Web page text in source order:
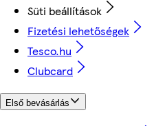
Süti beállítások
Fizetési lehetőségek
Tesco.hu
Clubcard
Első bevásárlás